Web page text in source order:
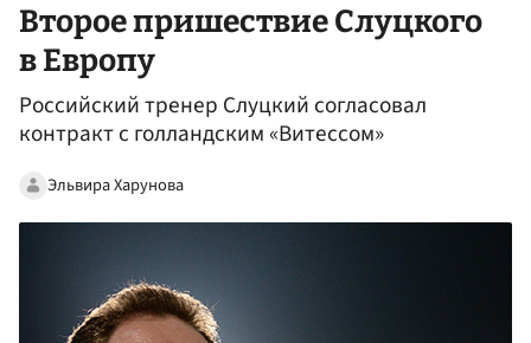
Второе пришествие Слуцкого
в Европу
Российский тренер Слуцкий согласовал
контракт с голландским «Витессом»
Эльвира Харунова